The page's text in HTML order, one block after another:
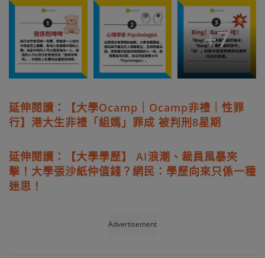
+7
延伸閱讀：【大學Ocamp｜Ocamp非禮｜性罪
行】港大生非禮「組媽」罪成 被判刑8星期
延伸閱讀：【大學學歷】 AI浪潮、裁員風暴夾
擊！大學張沙紙仲值錢？網民：學歷向來只係一種
迷思！
Advertisement